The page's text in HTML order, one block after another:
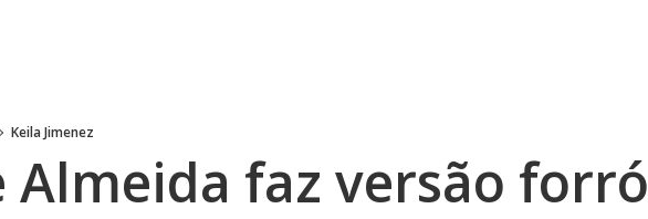
Keila Jimenez
Almeida faz versão forró